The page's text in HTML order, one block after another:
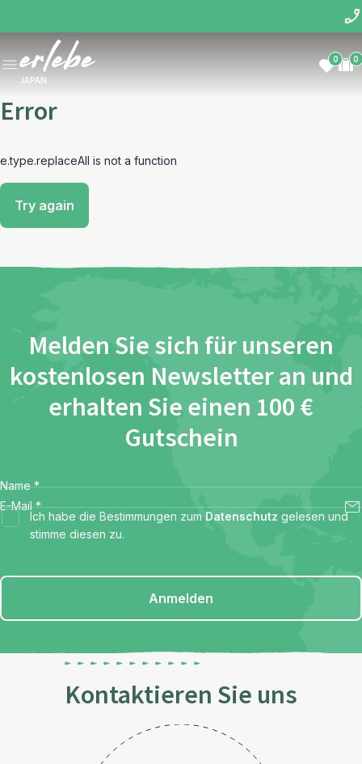
JAPAN
0 0
Error
e.type.replaceAll is not a function
Try again
Melden Sie sich für unseren
kostenlosen Newsletter an und
erhalten Sie einen 100 €
Gutschein
Name *
E-Mail *
Ich habe die Bestimmungen zum Datenschutz gelesen und
stimme diesen zu.
Anmelden
Kontaktieren Sie uns